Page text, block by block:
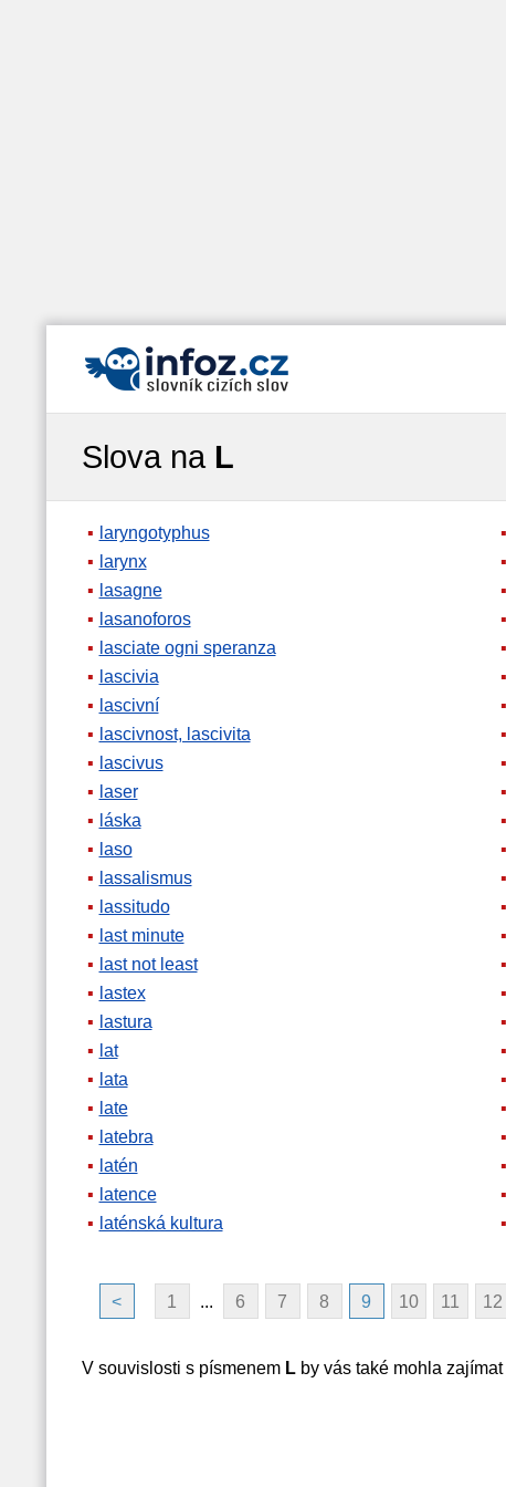
Slova na L
laryngotyphus
larynx
lasagne
lasanoforos
lasciate ogni speranza
lascivia
lascivní
lascivnost, lascivita
lascivus
laser
láska
laso
lassalismus
lassitudo
last minute
last not least
lastex
lastura
lat
lata
late
latebra
latén
latence
laténská kultura
< 1 ... 6 7 8 9 10 11 12
V souvislosti s písmenem Lby vás také mohla zajímat